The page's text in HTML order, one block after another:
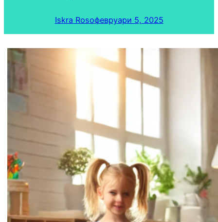
Iskra Rosoфевруари 5, 2025